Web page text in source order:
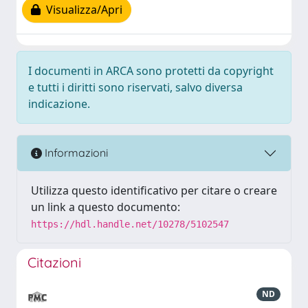
Visualizza/Apri
I documenti in ARCA sono protetti da copyright
e tutti i diritti sono riservati, salvo diversa
indicazione.
Informazioni
Utilizza questo identificativo per citare o creare
un link a questo documento:
https://hdl.handle.net/10278/5102547
Citazioni
ND